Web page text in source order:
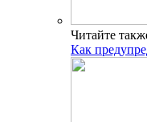
Читайте
Как